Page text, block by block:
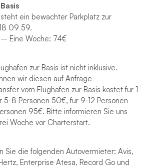
ein bewachter Parkplatz zur
09 59.
Eine Woche: 74€
zur Basis ist nicht inklusive.
wir diesen auf Anfrage
vom Flughafen zur Basis kostet für 1-
5-8 Personen 50€, für 9-12 Personen
95€. Bitte informieren Sie uns
Woche vor Charterstart.
Sie die folgenden Autovermieter: Avis,
Enterprise Atesa, Record Go und